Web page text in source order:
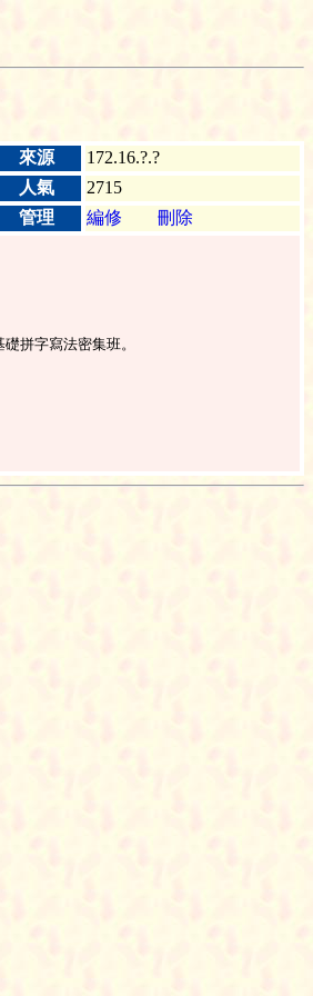
來源
172.16.?.?
人氣
2715
管理 編修 刪除
拼字寫法密集班。